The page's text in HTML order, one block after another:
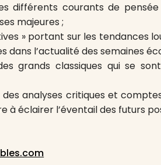
différents courants de
majeures ;
» portant sur les tendances
l’actualité des semaines
grands classiques qui se
analyses critiques et
éclairer l’éventail des futurs